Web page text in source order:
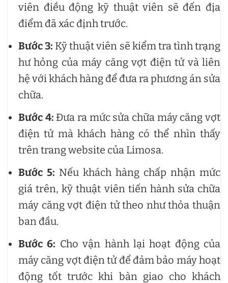
viên điều động kỹ thuật viên sẽ đến địa
điểm đã xác định trước.
Bước 3: Kỹ thuật viên sẽ kiểm tra tình trạng
hư hỏng của máy căng vợt điện tử và liên
hệ với khách hàng để đưa ra phương án sửa
chữa.
Bước 4: Đưa ra mức sửa chữa máy căng vợt
điện tử mà khách hàng có thể nhìn thấy
trên trang website của Limosa.
Bước 5: Nếu khách hàng chấp nhận mức
giá trên, kỹ thuật viên tiến hành sửa chữa
máy căng vợt điện tử theo như thỏa thuận
ban đầu.
Bước 6: Cho vận hành lại hoạt động của
máy căng vợt điện tử để đảm bảo máy hoạt
động tốt trước khi bàn giao cho khách